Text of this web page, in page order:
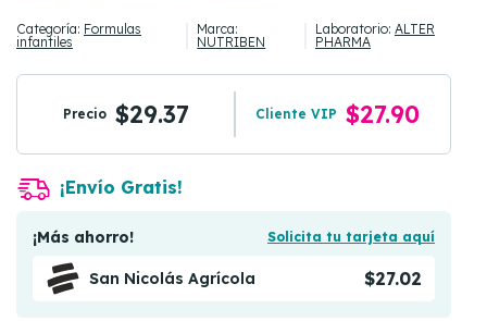
Categoría: Formulas
infantiles
Marca:
NUTRIBEN
Laboratorio: ALTER
PHARMA
Precio $29.37 Cliente VIP $27.90
¡Envío Gratis!
¡Más ahorro! Solicita tu tarjeta aquí
San Nicolás Agrícola $27.02